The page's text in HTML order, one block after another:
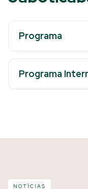
Programa
Programa
NOTÍCIAS